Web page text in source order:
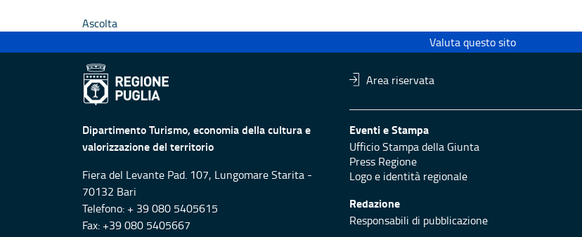
Ascolta
Valuta questo sito
Area riservata
Dipartimento Turismo, economia della cultura e
valorizzazione del territorio
Fiera del Levante Pad. 107, Lungomare Starita -
70132 Bari
Telefono: + 39 080 5405615
Fax: +39 080 5405667
Eventi e Stampa
Ufficio Stampa della Giunta
Press Regione
Logo e identità regionale
Redazione
Responsabili di pubblicazione